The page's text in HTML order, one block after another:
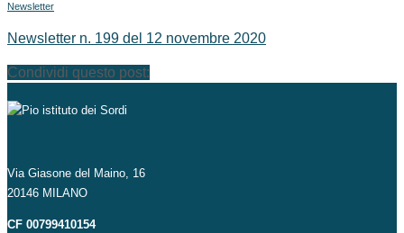
Newsletter
Newsletter n. 199 del 12 novembre 2020
Condividi questo post:
Via Giasone del Maino, 16
20146 MILANO
CF 00799410154